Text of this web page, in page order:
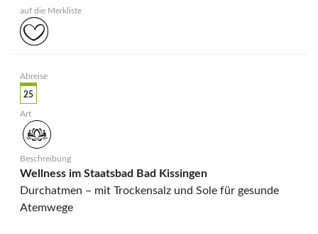
25
Wellness im Staatsbad Bad Kissingen
Durchatmen – mit Trockensalz und Sole für gesunde
Atemwege